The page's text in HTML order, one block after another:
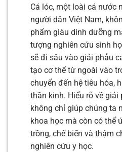
Cá lóc, một loài cá nước
người dân Việt Nam,
phẩm giàu dinh dưỡng
tượng nghiên cứu sinh
sẽ đi sâu vào giải phẫu
tạo cơ thể từ ngoài vào
chuyển đến hệ tiêu hóa,
thần kinh. Hiểu rõ về
không chỉ giúp chúng ta
khoa học mà còn có thể
trồng, chế biến và thậm
nghiên cứu y học.